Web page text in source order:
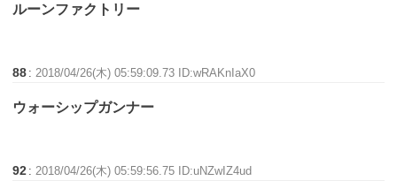
ルーンファクトリー
88 : 2018/04/26(木) 05:59:09.73 ID:wRAKnIaX0
ウォーシップガンナー
92 : 2018/04/26(木) 05:59:56.75 ID:uNZwIZ4ud